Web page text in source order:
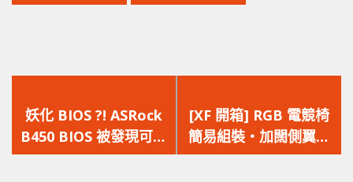
一
篇
文
妖化 BIOS ?! ASRock
B450 BIOS 被發現可讓
ASUS X370 主機板解封
一
篇
文
[XF 開箱] RGB 電競椅
簡易組裝‧加闊側翼‧
180 度躺平‧4D 手托